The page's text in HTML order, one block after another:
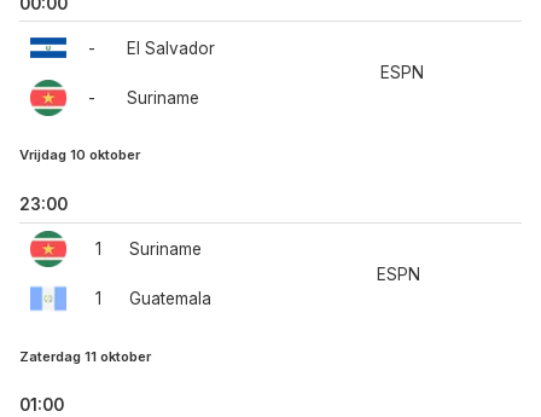
-
-
El Salvador
Suriname
ESPN
Vrijdag 10 oktober
23:00
1
1
Suriname
Guatemala
ESPN
Zaterdag 11 oktober
01:00